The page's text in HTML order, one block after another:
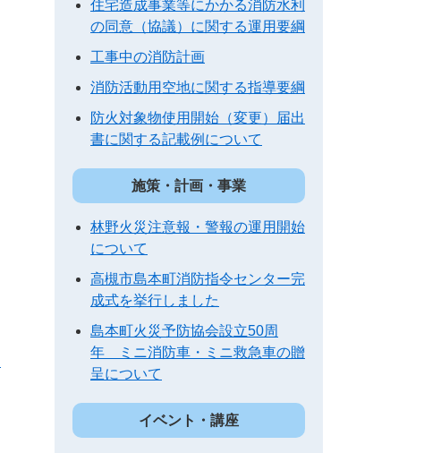
住宅造成事業等にかかる消防水利
の同意（協議）に関する運用要綱
工事中の消防計画
消防活動用空地に関する指導要綱
防火対象物使用開始（変更）届出
書に関する記載例について
施策・計画・事業
林野火災注意報・警報の運用開始
について
高槻市島本町消防指令センター完
成式を挙行しました
島本町火災予防協会設立50周
年 ミニ消防車・ミニ救急車の贈
呈について
イベント・講座